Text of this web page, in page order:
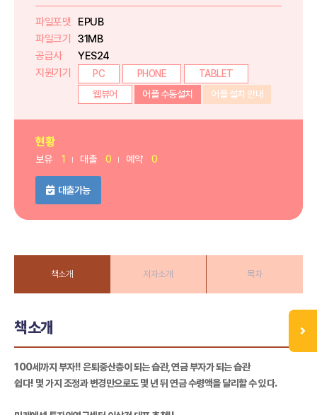
파일포맷
EPUB
파일크기
31MB
공급사
YES24
지원기기
PC PHONE
TABLET
웹뷰어
어플 수동설치 어플 설치 안내
현황
보유 1 대출 0 예약 0
대출가능
책소개 저자소개 목차
책소개
100세까지 부자!! 은퇴중산층이 되는 습관, 연금 부자가 되는 습관
쉽다! 몇 가지 조정과 변경만으로도 몇 년 뒤 연금 수령액을 달리할 수 있다.